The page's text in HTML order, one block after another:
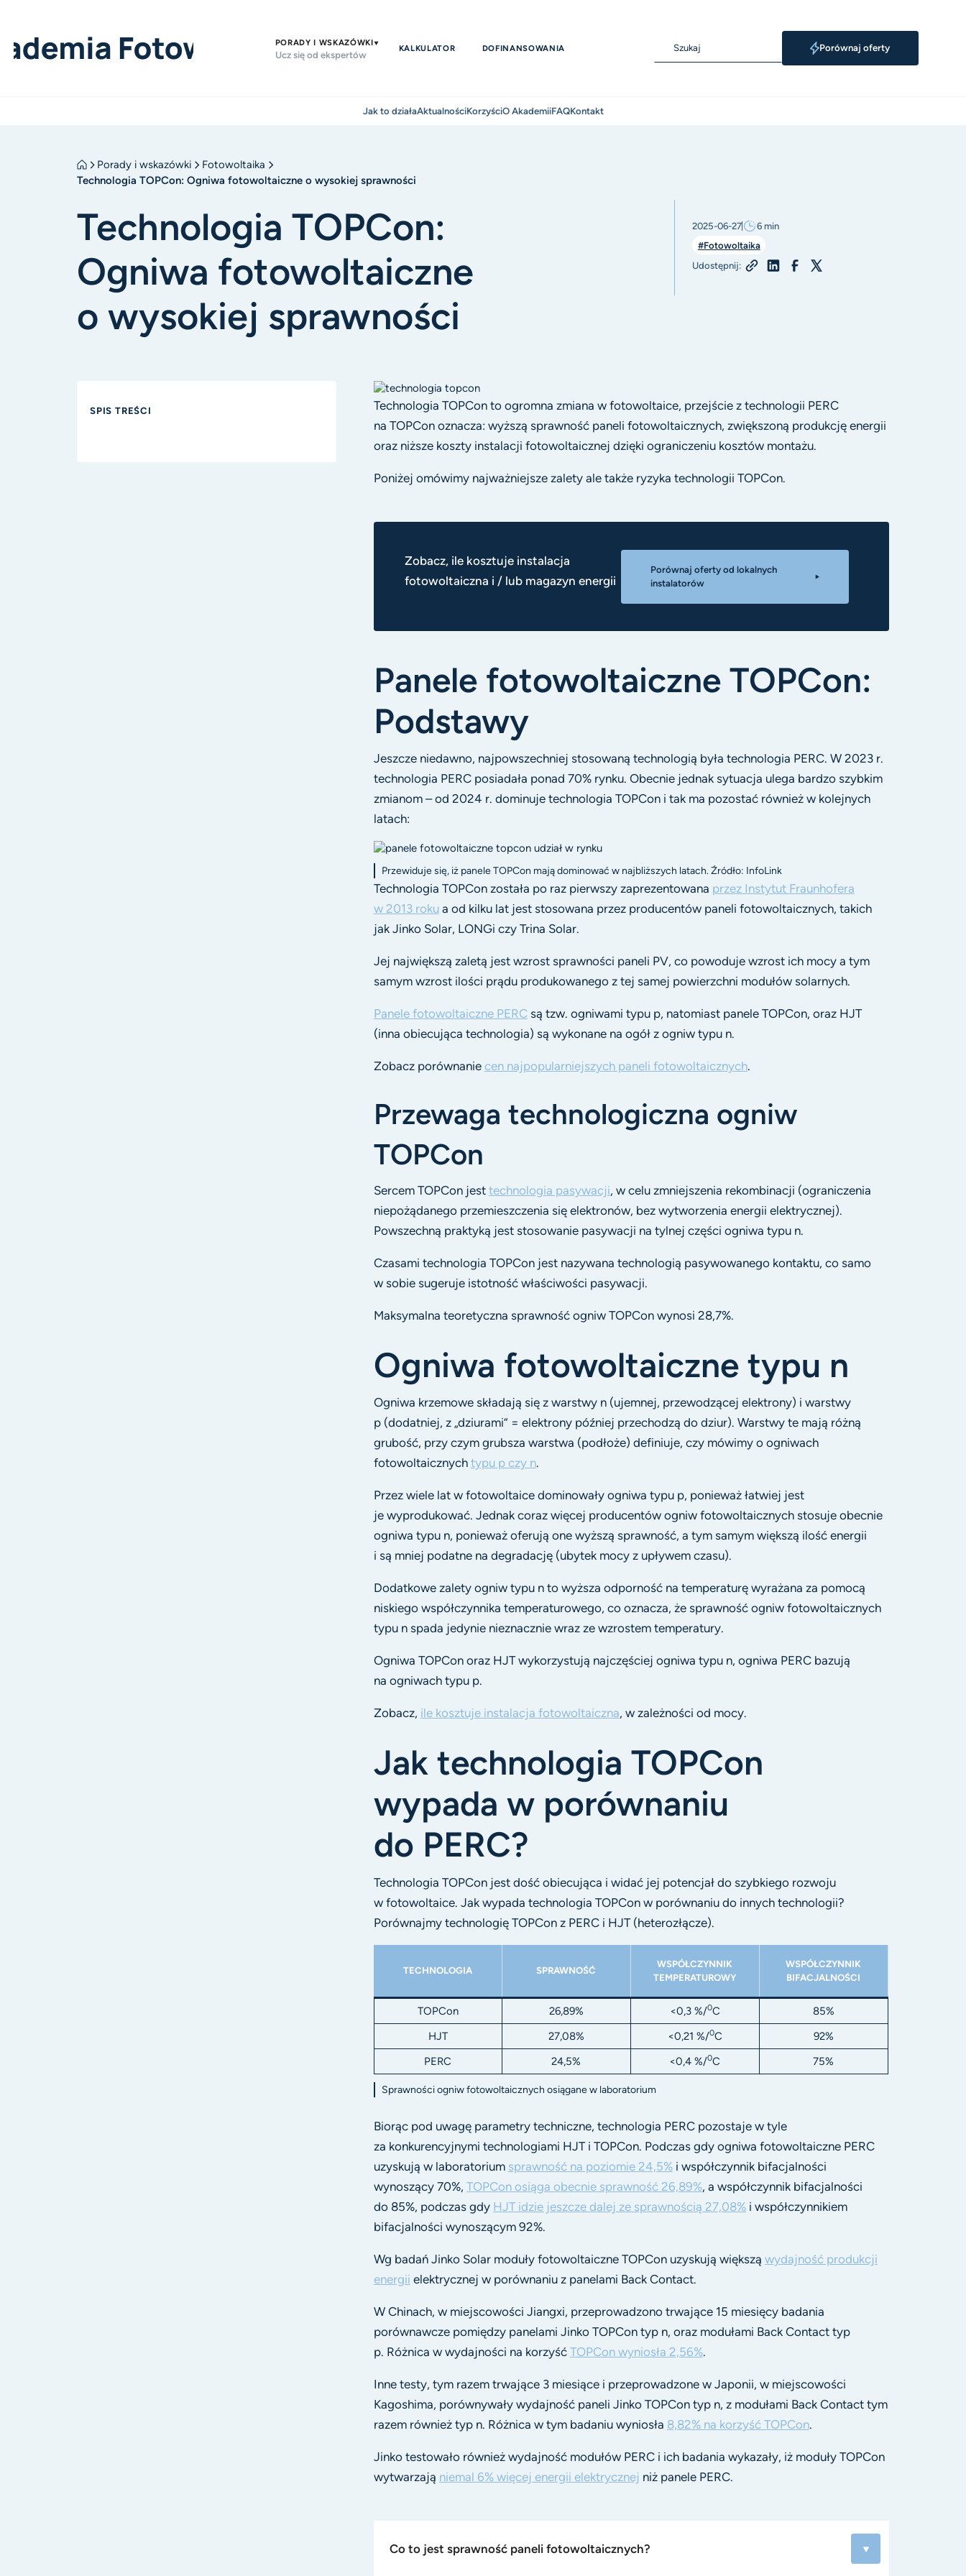
PORADY I WSKAZÓWKI
Ucz się od ekspertów
KALKULATOR DOFINANSOWANIA Porównaj oferty
Jak to działaAktualnościKorzyściO AkademiiFAQKontakt
Porady i wskazówki
Fotowoltaika
Technologia TOPCon: Ogniwa fotowoltaiczne o wysokiej sprawności
Technologia TOPCon:
Ogniwa fotowoltaiczne
o wysokiej sprawności
2025-06-27 6 min
#Fotowoltaika
Udostępnij:
SPIS TREŚCI
Technologia TOPCon to ogromna zmiana w fotowoltaice, przejście z technologii PERC
na TOPCon oznacza: wyższą sprawność paneli fotowoltaicznych, zwiększoną produkcję energii
oraz niższe koszty instalacji fotowoltaicznej dzięki ograniczeniu kosztów montażu.
Poniżej omówimy najważniejsze zalety ale także ryzyka technologii TOPCon.
Zobacz, ile kosztuje instalacja
fotowoltaiczna i / lub magazyn energii
Porównaj oferty od lokalnych
instalatorów
Panele fotowoltaiczne TOPCon:
Podstawy
Jeszcze niedawno, najpowszechniej stosowaną technologią była technologia PERC. W 2023 r.
technologia PERC posiadała ponad 70% rynku. Obecnie jednak sytuacja ulega bardzo szybkim
zmianom – od 2024 r. dominuje technologia TOPCon i tak ma pozostać również w kolejnych
latach:
Przewiduje się, iż panele TOPCon mają dominować w najbliższych latach. Źródło: InfoLink
Technologia TOPCon została po raz pierwszy zaprezentowana przez Instytut Fraunhofera
w 2013 rokua od kilku lat jest stosowana przez producentów paneli fotowoltaicznych, takich
jak Jinko Solar, LONGi czy Trina Solar.
Jej największą zaletą jest wzrost sprawności paneli PV, co powoduje wzrost ich mocy a tym
samym wzrost ilości prądu produkowanego z tej samej powierzchni modułów solarnych.
Panele fotowoltaiczne PERCsą tzw. ogniwami typu p, natomiast panele TOPCon, oraz HJT
(inna obiecująca technologia) są wykonane na ogół z ogniw typu n.
Zobacz porównanie cen najpopularniejszych paneli fotowoltaicznych.
Przewaga technologiczna ogniw
TOPCon
Sercem TOPCon jest technologia pasywacji, w celu zmniejszenia rekombinacji (ograniczenia
niepożądanego przemieszczenia się elektronów, bez wytworzenia energii elektrycznej).
Powszechną praktyką jest stosowanie pasywacji na tylnej części ogniwa typu n.
Czasami technologia TOPCon jest nazywana technologią pasywowanego kontaktu, co samo
w sobie sugeruje istotność właściwości pasywacji.
Maksymalna teoretyczna sprawność ogniw TOPCon wynosi 28,7%.
Ogniwa fotowoltaiczne typu n
Ogniwa krzemowe składają się z warstwy n (ujemnej, przewodzącej elektrony) i warstwy
p (dodatniej, z „dziurami” = elektrony później przechodzą do dziur). Warstwy te mają różną
grubość, przy czym grubsza warstwa (podłoże) definiuje, czy mówimy o ogniwach
fotowoltaicznych typu p czy n.
Przez wiele lat w fotowoltaice dominowały ogniwa typu p, ponieważ łatwiej jest
je wyprodukować. Jednak coraz więcej producentów ogniw fotowoltaicznych stosuje obecnie
ogniwa typu n, ponieważ oferują one wyższą sprawność, a tym samym większą ilość energii
i są mniej podatne na degradację (ubytek mocy z upływem czasu).
Dodatkowe zalety ogniw typu n to wyższa odporność na temperaturę wyrażana za pomocą
niskiego współczynnika temperaturowego, co oznacza, że sprawność ogniw fotowoltaicznych
typu n spada jedynie nieznacznie wraz ze wzrostem temperatury.
Ogniwa TOPCon oraz HJT wykorzystują najczęściej ogniwa typu n, ogniwa PERC bazują
na ogniwach typu p.
Zobacz, ile kosztuje instalacja fotowoltaiczna, w zależności od mocy.
Jak technologia TOPCon
wypada w porównaniu
do PERC?
Technologia TOPCon jest dość obiecująca i widać jej potencjał do szybkiego rozwoju
w fotowoltaice. Jak wypada technologia TOPCon w porównaniu do innych technologii?
Porównajmy technologię TOPCon z PERC i HJT (heterozłącze).
TECHNOLOGIA SPRAWNOŚĆ
WSPÓŁCZYNNIK
TEMPERATUROWY
WSPÓŁCZYNNIK
BIFACJALNOŚCI
TOPCon 26,89% <0,3 %/0C
85%
HJT
27,08% <0,21 %/0C
92%
PERC
24,5% <0,4 %/0C 75%
Sprawności ogniw fotowoltaicznych osiągane w laboratorium
Biorąc pod uwagę parametry techniczne, technologia PERC pozostaje w tyle
za konkurencyjnymi technologiami HJT i TOPCon. Podczas gdy ogniwa fotowoltaiczne PERC
uzyskują w laboratorium sprawność na poziomie 24,5%i współczynnik bifacjalności
wynoszący 70%, TOPCon osiąga obecnie sprawność 26,89%, a współczynnik bifacjalności
do 85%, podczas gdy HJT idzie jeszcze dalej ze sprawnością 27,08%i współczynnikiem
bifacjalności wynoszącym 92%.
Wg badań Jinko Solar moduły fotowoltaiczne TOPCon uzyskują większą wydajność produkcji
energii elektrycznej w porównaniu z panelami Back Contact.
W Chinach, w miejscowości Jiangxi, przeprowadzono trwające 15 miesięcy badania
porównawcze pomiędzy panelami Jinko TOPCon typ n, oraz modułami Back Contact typ
p. Różnica w wydajności na korzyść TOPCon wyniosła 2,56%.
Inne testy, tym razem trwające 3 miesiące i przeprowadzone w Japonii, w miejscowości
Kagoshima, porównywały wydajność paneli Jinko TOPCon typ n, z modułami Back Contact tym
razem również typ n. Różnica w tym badaniu wyniosła 8,82% na korzyść TOPCon.
Jinko testowało również wydajność modułów PERC i ich badania wykazały, iż moduły TOPCon
wytwarzają niemal 6% więcej energii elektrycznej niż panele PERC.
Co to jest sprawność paneli fotowoltaicznych?